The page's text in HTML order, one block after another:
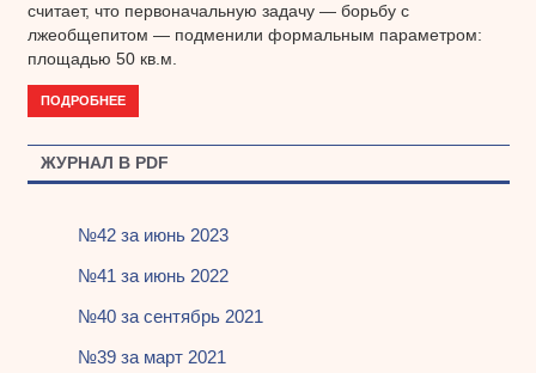
считает, что первоначальную задачу — борьбу с
лжеобщепитом — подменили формальным параметром:
площадью 50 кв.м.
ПОДРОБНЕЕ
ЖУРНАЛ В PDF
№42 за июнь 2023
№41 за июнь 2022
№40 за сентябрь 2021
№39 за март 2021